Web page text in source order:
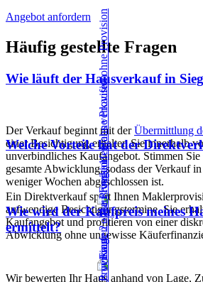
Angebot anfordern
Häufig gestellte Fragen
Wie läuft der Hausverkauf in
Der Verkauf beginnt mit derÜbermittlung
einer Besichtigung erhalten Sie innerhalb
unverbindliches Kaufangebot. Stimmen
gesamte Abwicklung, sodass der Verkauf
weniger Wochen abgeschlossen ist.
Welche Vorteile hat der
Ein Direktverkauf spart Ihnen
aufwendige Besichtigungstermine. Sie
Kaufangebot und profitieren von einer
Abwicklung ohne ungewisse
Wie wird der Kaufpreis meines
ermittelt?
Wir bewerten Ihr Haus anhand von Lage,